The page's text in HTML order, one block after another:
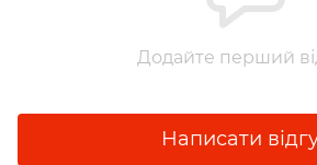
Додайте перший
Написати